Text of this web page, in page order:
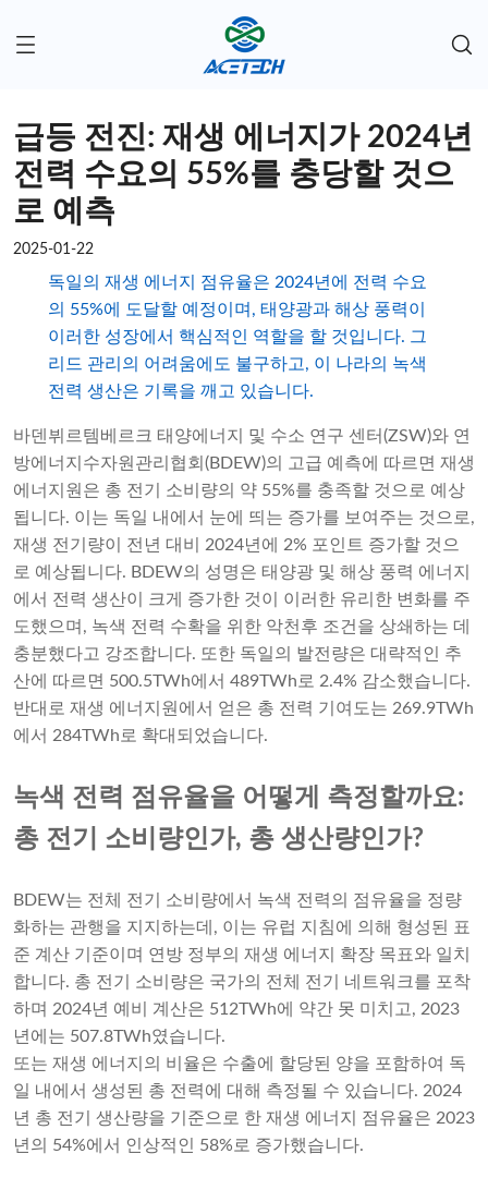
급등 전진: 재생 에너지가 2024년
전력 수요의 55%를 충당할 것으
로 예측
2025-01-22
독일의 재생 에너지 점유율은 2024년에 전력 수요
의 55%에 도달할 예정이며, 태양광과 해상 풍력이
이러한 성장에서 핵심적인 역할을 할 것입니다. 그
리드 관리의 어려움에도 불구하고, 이 나라의 녹색
전력 생산은 기록을 깨고 있습니다.
바덴뷔르템베르크 태양에너지 및 수소 연구 센터(ZSW)와 연
방에너지수자원관리협회(BDEW)의 고급 예측에 따르면 재생
에너지원은 총 전기 소비량의 약 55%를 충족할 것으로 예상
됩니다. 이는 독일 내에서 눈에 띄는 증가를 보여주는 것으로,
재생 전기량이 전년 대비 2024년에 2% 포인트 증가할 것으
로 예상됩니다. BDEW의 성명은 태양광 및 해상 풍력 에너지
에서 전력 생산이 크게 증가한 것이 이러한 유리한 변화를 주
도했으며, 녹색 전력 수확을 위한 악천후 조건을 상쇄하는 데
충분했다고 강조합니다. 또한 독일의 발전량은 대략적인 추
산에 따르면 500.5TWh에서 489TWh로 2.4% 감소했습니다.
반대로 재생 에너지원에서 얻은 총 전력 기여도는 269.9TWh
에서 284TWh로 확대되었습니다.
녹색 전력 점유율을 어떻게 측정할까요:
총 전기 소비량인가, 총 생산량인가?
BDEW는 전체 전기 소비량에서 녹색 전력의 점유율을 정량
화하는 관행을 지지하는데, 이는 유럽 지침에 의해 형성된 표
준 계산 기준이며 연방 정부의 재생 에너지 확장 목표와 일치
합니다. 총 전기 소비량은 국가의 전체 전기 네트워크를 포착
하며 2024년 예비 계산은 512TWh에 약간 못 미치고, 2023
년에는 507.8TWh였습니다.
또는 재생 에너지의 비율은 수출에 할당된 양을 포함하여 독
일 내에서 생성된 총 전력에 대해 측정될 수 있습니다. 2024
년 총 전기 생산량을 기준으로 한 재생 에너지 점유율은 2023
년의 54%에서 인상적인 58%로 증가했습니다.